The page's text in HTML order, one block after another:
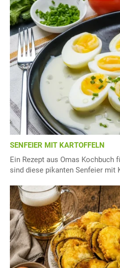
SENFEIER MIT KARTOFFELN
Ein Rezept aus Omas Kochbuch
sind diese pikanten Senfeier mit